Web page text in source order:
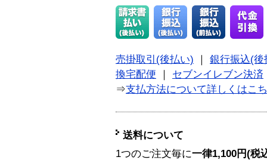
売掛取引(後払い) ｜ 銀行振込(後
換宅配便 ｜ セブンイレブン決済
⇒支払方法について詳しくはこ
送料について
1つのご注文毎に一律1,100円(税